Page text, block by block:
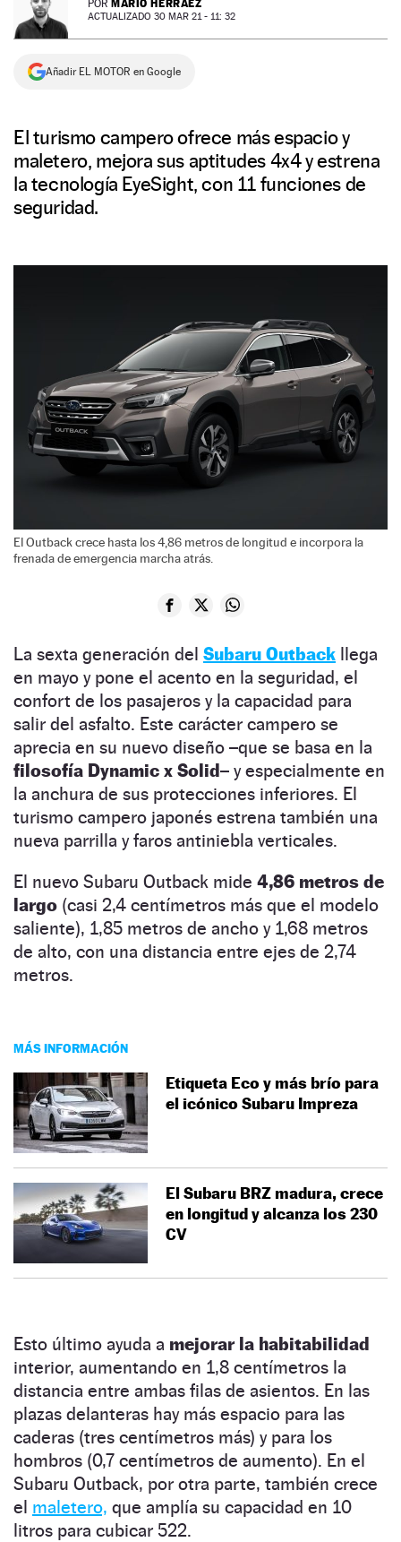
NEWSLETTER
SÍGUENOS
POR MARIO HERRÁEZ
ACTUALIZADO 30 MAR 21 - 11: 32
Añadir EL MOTOR en Google
El turismo campero ofrece más espacio y
maletero, mejora sus aptitudes 4x4 y estrena
la tecnología EyeSight, con 11 funciones de
seguridad.
El Outback crece hasta los 4,86 metros de longitud e incorpora la
frenada de emergencia marcha atrás.
La sexta generación del Subaru Outback llega
en mayo y pone el acento en la seguridad, el
confort de los pasajeros y la capacidad para
salir del asfalto. Este carácter campero se
aprecia en su nuevo diseño –que se basa en la
filosofía Dynamic x Solid– y especialmente en
la anchura de sus protecciones inferiores. El
turismo campero japonés estrena también una
nueva parrilla y faros antiniebla verticales.
El nuevo Subaru Outback mide 4,86 metros de
largo (casi 2,4 centímetros más que el modelo
saliente), 1,85 metros de ancho y 1,68 metros
de alto, con una distancia entre ejes de 2,74
metros.
MÁS INFORMACIÓN
Etiqueta Eco y más brío para
el icónico Subaru Impreza
El Subaru BRZ madura, crece
en longitud y alcanza los 230
CV
Esto último ayuda a mejorar la habitabilidad
interior, aumentando en 1,8 centímetros la
distancia entre ambas filas de asientos. En las
plazas delanteras hay más espacio para las
caderas (tres centímetros más) y para los
hombros (0,7 centímetros de aumento). En el
Subaru Outback, por otra parte, también crece
el maletero, que amplía su capacidad en 10
litros para cubicar 522.